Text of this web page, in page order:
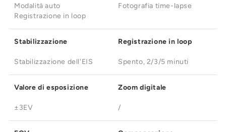
Modalità auto
Registrazione in loop
Fotografia time-lapse
Stabilizzazione
Stabilizzazione dell'EIS
Registrazione in loop
Spento, 2/3/5 minuti
Valore di esposizione
±3EV
Zoom digitale
/